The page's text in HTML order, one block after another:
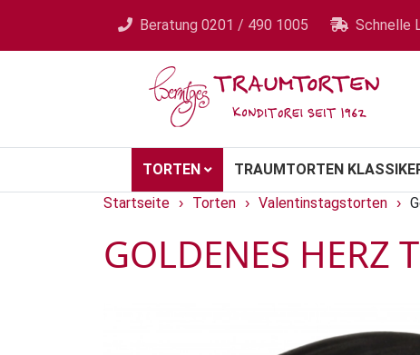
Beratung 0201 / 490 1005 Schnelle
TORTEN TRAUMTORTEN
Startseite › Torten › Valentinstagstorten ›
GOLDENES HERZ